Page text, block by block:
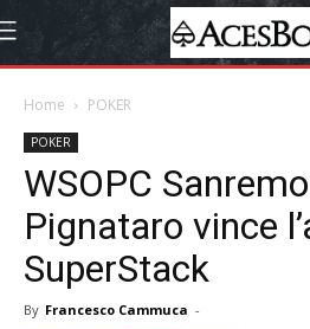
Home POKER
POKER
WSOPC
Pignataro vince
SuperStack
By Francesco Cammuca -